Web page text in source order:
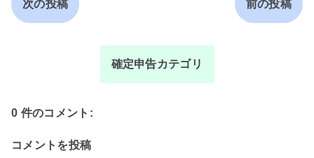
次の投稿 前の投稿
確定申告カテゴリ
0 件のコメント:
コメントを投稿